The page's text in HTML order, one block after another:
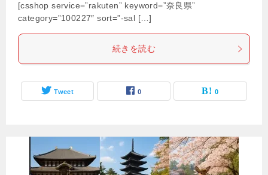
[csshop service=”rakuten” keyword=”奈良県”
category=”100227″ sort=”-sal […]
続きを読む
Tweet 0 0